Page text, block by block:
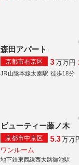
森田アパート
京都市右京区 3万万円
JR山陰本線太秦駅 徒歩18分
ビューティー藤ノ木
京都市中京区 5.3万万
ワンルーム
地下鉄東西線西大路御池駅